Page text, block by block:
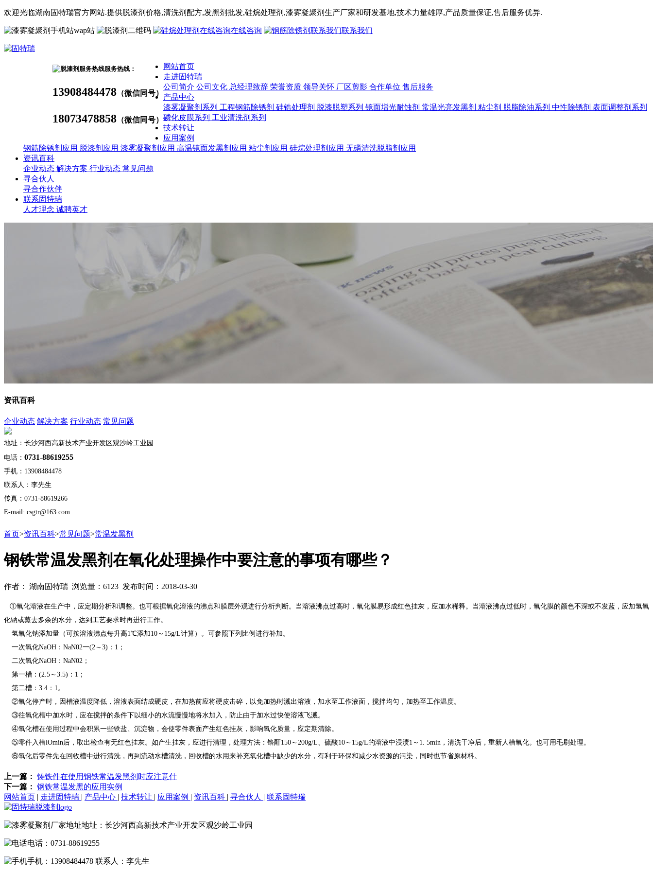
欢迎光临湖南固特瑞官方网站.提供脱漆剂价格,清洗剂 配方,发黑剂 批发,硅烷处理剂 ,漆雾凝聚剂 生产厂家和研发基地,技术力量雄厚,产品质量保证,售后服务优异.
wap站 在线咨询 联系我们
服务热线：
13908484478 （微信同号）
18073478858 （微信同号）
网站首页
走进固特瑞
公司简介 公司文化 总经理致辞 荣誉资质 领导关怀 厂区剪影 合作单位 售后服务
产品中心
漆雾凝聚剂系列 工程钢筋除锈剂 硅锆处理剂 脱漆脱塑系列 镜面增光耐蚀剂 常温光亮发黑剂 粘尘剂 脱脂除油系列 中性除锈剂 表面调整剂系列
磷化皮膜系列 工业清洗剂系列
技术转让
应用案例
钢筋除锈剂应用 脱漆剂应用 漆雾凝聚剂应用 高温镜面发黑剂应用 粘尘剂应用 硅烷处理剂应用 无磷清洗脱脂剂应用
资讯百科
企业动态 解决方案 行业动态 常见问题
寻合伙人
寻合作伙伴
联系固特瑞
人才理念 诚聘英才
资讯百科
企业动态 解决方案 行业动态 常见问题
地址：长沙河西高新技术产业开发区观沙岭工业园
电话： 0731-88619255
手机：13908484478
联系人：李先生
传真：0731-88619266
E-mail: csgtr@163.com
首页>资讯百科>常见问题>常温发黑剂
钢铁常温发黑剂在氧化处理操作中要注意的事项有哪些？
作者： 湖南固特瑞 浏览量：6123 发布时间：2018-03-30
①氧化溶液在生产中，应定期分析和调整。也可根据氧化溶液的沸点和膜层外观进行分析判断。当溶液沸点过高时，氧化膜易形成红色挂灰，应加水稀释。当溶液沸点过低时，氧化膜的颜色不深或不发蓝，应加氢氧
化钠或蒸去多余的水分，达到工艺要求时再进行工作。
氢氧化钠添加量（可按溶液沸点每升高1℃添加10～15g/L计算）。可参照下列比例进行补加。
一次氧化NaOH：NaN02一(2～3)：1；
二次氧化NaOH：NaN02；
第一槽：(2.5～3.5)：1；
第二槽：3.4：1。
②氧化停产时，因槽液温度降低，溶液表面结成硬皮，在加热前应将硬皮击碎，以免加热时溅出溶液，加水至工作液面，搅拌均匀，加热至工作温度。
③往氧化槽中加水时，应在搅拌的条件下以细小的水流慢慢地将水加入，防止由于加水过快使溶液飞溅。
④氧化槽在使用过程中会积累一些铁盐、沉淀物，会使零件表面产生红色挂灰，影响氧化质量，应定期清除。
⑤零件入槽lOmin后，取出检查有无红色挂灰。如产生挂灰，应进行清理，处理方法：铬酐150～200g/L、硫酸10～15g/L的溶液中浸渍1～1. 5min，清洗干净后，重新人槽氧化。也可用毛刷处理。
⑥氧化后零件先在回收槽中进行清洗，再到流动水槽清洗，回收槽的水用来补充氧化槽中缺少的水分，有利于环保和减少水资源的污染，同时也节省原材料。
上一篇： 铸铁件在使用钢铁常温发黑剂时应注意什
下一篇： 钢铁常温发黑的应用实例
网站首页 | 走进固特瑞 | 产品中心 | 技术转让 | 应用案例 | 资讯百科 | 寻合伙人 | 联系固特瑞
地址：长沙河西高新技术产业开发区观沙岭工业园
电话：0731-88619255
手机：13908484478 联系人：李先生